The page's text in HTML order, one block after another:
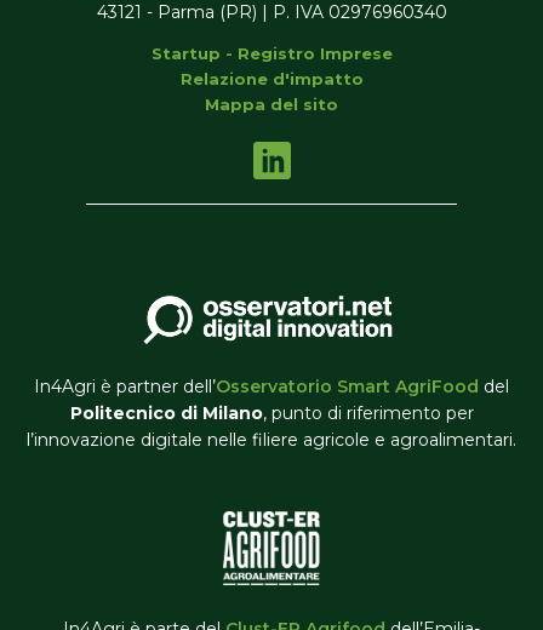
43121 - Parma (PR) | P. IVA 02976960340
Startup - Registro Imprese
Relazione d'impatto
Mappa del sito
In4Agri è partner dell’Osservatorio Smart AgriFood del
Politecnico di Milano, punto di riferimento per
l’innovazione digitale nelle filiere agricole e agroalimentari.